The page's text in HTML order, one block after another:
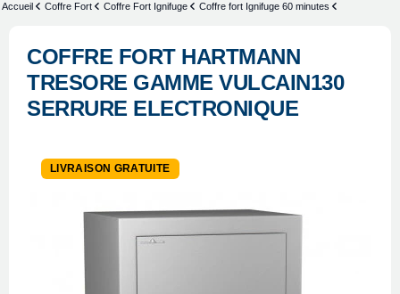
Accueil Coffre Fort Coffre Fort Ignifuge Coffre fort Ignifuge 60 minutes
COFFRE FORT HARTMANN
TRESORE GAMME VULCAIN130
SERRURE ELECTRONIQUE
LIVRAISON GRATUITE